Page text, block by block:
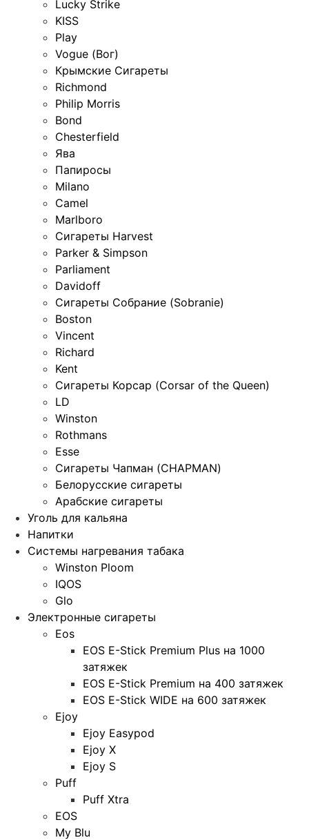
Lucky Strike
KISS
Play
Vogue (Вог)
Крымские Сигареты
Richmond
Philip Morris
Bond
Chesterfield
Ява
Папиросы
Milano
Camel
Marlboro
Сигареты Harvest
Parker & Simpson
Parliament
Davidoff
Сигареты Собрание (Sobranie)
Boston
Vincent
Richard
Kent
Сигареты Корсар (Corsar of the Queen)
LD
Winston
Rothmans
Esse
Сигареты Чапман (CHAPMAN)
Белорусские сигареты
Арабские сигареты
Уголь для кальяна
Напитки
Системы нагревания табака
Winston Ploom
IQOS
Glo
Электронные сигареты
Eos
EOS E-Stick Premium Plus на 1000
затяжек
EOS E-Stick Premium на 400 затяжек
EOS E-Stick WIDE на 600 затяжек
Ejoy
Ejoy Easypod
Ejoy X
Ejoy S
Puff
Puff Xtra
EOS
My Blu